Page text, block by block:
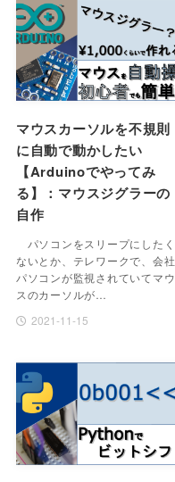
マウスカーソルを不規則
に自動で動かしたい
【Arduinoでやってみ
る】：マウスジグラーの
自作
パソコンをスリープにしたく
ないとか、テレワークで、会社
パソコンが監視されていてマウ
スのカーソルが…
2021-11-15